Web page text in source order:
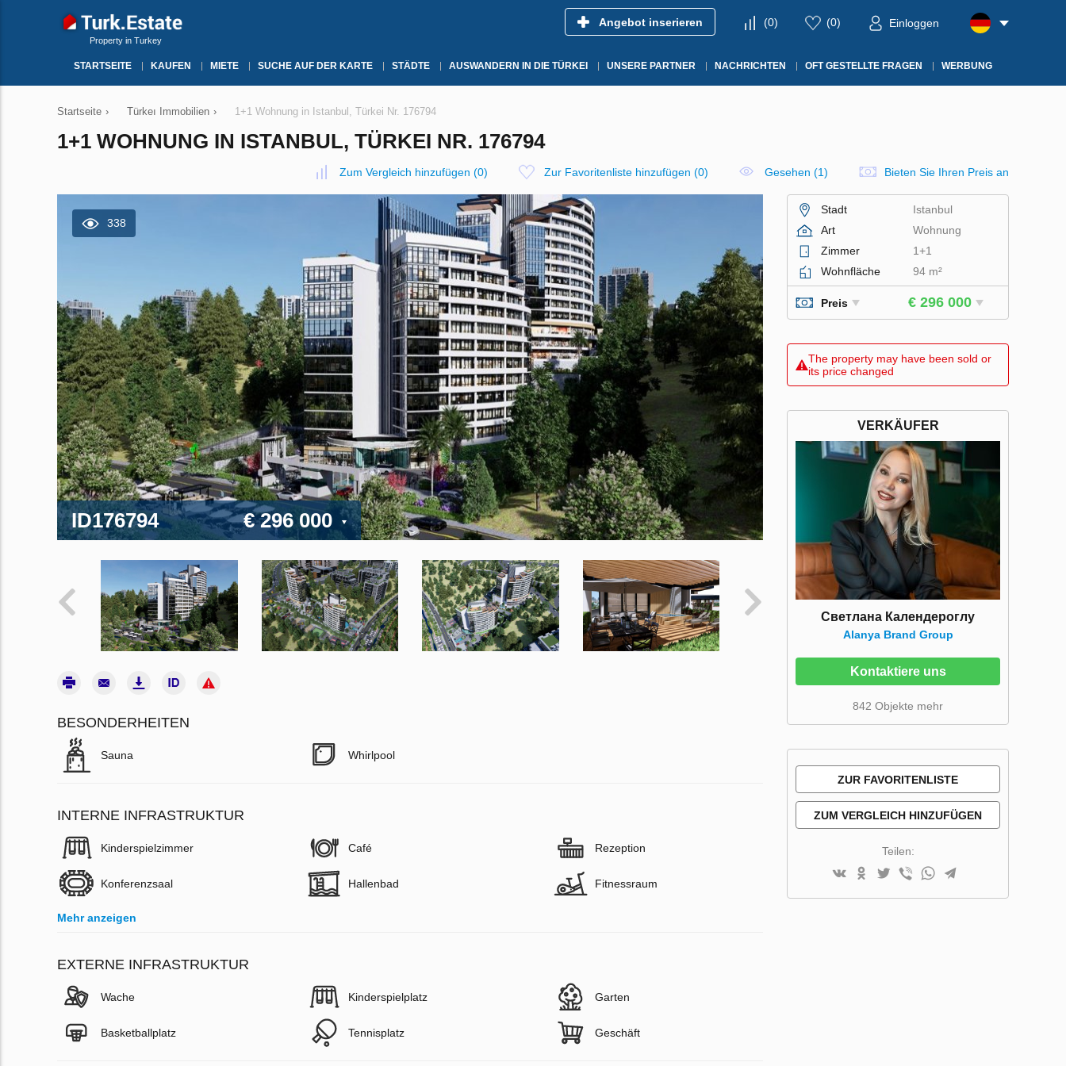
Property in Turkey
Angebot inserieren (0) (0) Einloggen
STARTSEITE KAUFEN MIETE SUCHE AUF DER KARTE STÄDTE AUSWANDERN IN DIE TÜRKEI UNSERE PARTNER NACHRICHTEN OFT GESTELLTE FRAGEN WERBUNG
Startseite › Türkeı Immobilien › 1+1 Wohnung in Istanbul, Türkei Nr. 176794
1+1 WOHNUNG IN ISTANBUL, TÜRKEI NR. 176794
Zum Vergleich hinzufügen (0) Zur Favoritenliste hinzufügen (0) Gesehen (1) Bieten Sie Ihren Preis an
338
ID176794 € 296 000
BESONDERHEITEN
Sauna Whirlpool
INTERNE INFRASTRUKTUR
Kinderspielzimmer Café Rezeption
Konferenzsaal Hallenbad Fitnessraum
Mehr anzeigen
EXTERNE INFRASTRUKTUR
Wache Kinderspielplatz Garten
Basketballplatz Tennisplatz Geschäft
Stadt
Istanbul
Art
Wohnung
Zimmer
1+1
Wohnfläche
94 m²
Preis € 296 000
The property may have been sold or
its price changed
VERKÄUFER
Светлана Календероглу
Alanya Brand Group
Kontaktiere uns
842 Objekte mehr
ZUR FAVORITENLISTE
ZUM VERGLEICH HINZUFÜGEN
Teilen: